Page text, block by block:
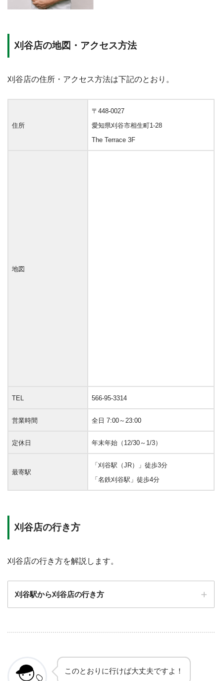
刈谷店の地図・アクセス方法
刈谷店の住所・アクセス方法は下記のとおり。
住所
〒448-0027
愛知県刈谷市相生町1-28
The Terrace 3F
地図
TEL 566-95-3314
営業時間 全日 7:00～23:00
定休日 年末年始（12/30～1/3）
最寄駅
「刈谷駅（JR）」徒歩3分
「名鉄刈谷駅」徒歩4分
刈谷店の行き方
刈谷店の行き方を解説します。
刈谷駅から刈谷店の行き方
このとおりに行けば大丈夫ですよ！